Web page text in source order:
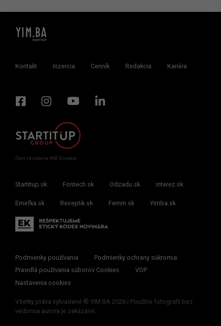
Kontakt Inzercia Cenník Redakcia Kariéra
Člen združenia IAB Slovakia
Startitup.sk Fontech.sk Odzadu.sk interez.sk
Emefka.sk Receptik.sk Femm.sk Yimba.sk
Podmienky používania
Podmienky ochrany súkromia
Pravidlá používania súborov Cookies
VOP
Nastavenia cookies
Všetky práva vyhradené © YIM.BA 2026 | Použitie fotografií bez
vedomia autora je zakázané.